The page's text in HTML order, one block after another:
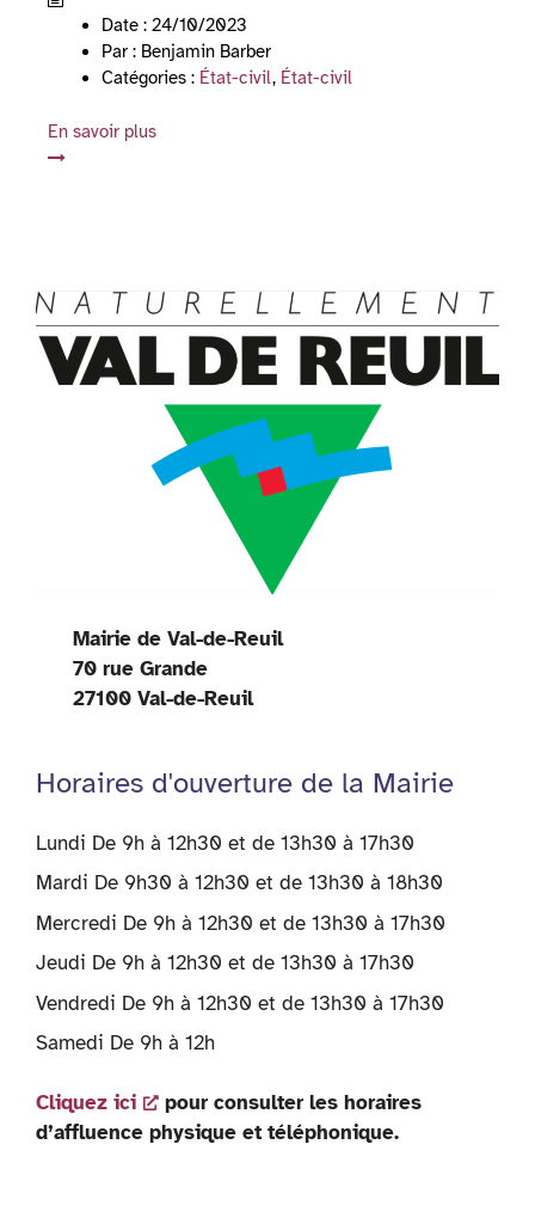
Date : 24/10/2023
Par : Benjamin Barber
Catégories : État-civil, État-civil
En savoir plus
Mairie de Val-de-Reuil
70 rue Grande
27100 Val-de-Reuil
Horaires d'ouverture de la Mairie
Lundi De 9h à 12h30 et de 13h30 à 17h30
Mardi De 9h30 à 12h30 et de 13h30 à 18h30
Mercredi De 9h à 12h30 et de 13h30 à 17h30
Jeudi De 9h à 12h30 et de 13h30 à 17h30
Vendredi De 9h à 12h30 et de 13h30 à 17h30
Samedi De 9h à 12h
Cliquez ici
pour consulter les horaires
d’affluence physique et téléphonique.